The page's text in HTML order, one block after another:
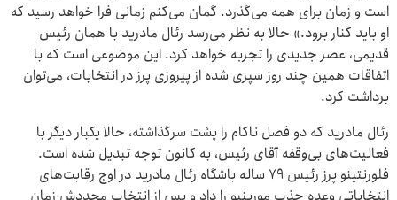
است و زمان برای همه می‌گذرد. گمان می‌کنم زمانی فرا خواهد رسید که
او باید کنار برود.» حالا به نظر می‌رسد رئال مادرید با همان رئیس
قدیمی، عصر جدیدی را تجربه خواهد کرد. این موضوعی است که با
اتفاقات همین چند روز سپری شده از پیروزی پرز در انتخابات، می‌توان
برداشت کرد.
رئال مادرید که دو فصل ناکام را پشت سرگذاشته، حالا یکبار دیگر با
فعالیت‌های بی‌وقفه آقای رئیس، به کانون توجه تبدیل شده است.
فلورنتینو پرز رئیس ۷۹ ساله باشگاه رئال مادرید در اوج رقابت‌های